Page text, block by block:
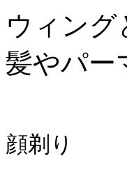
ウィング
髪やパー
顔剃